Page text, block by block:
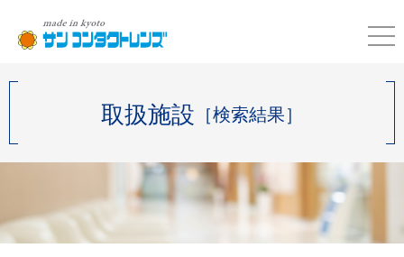
取扱施設 ［検索結果］